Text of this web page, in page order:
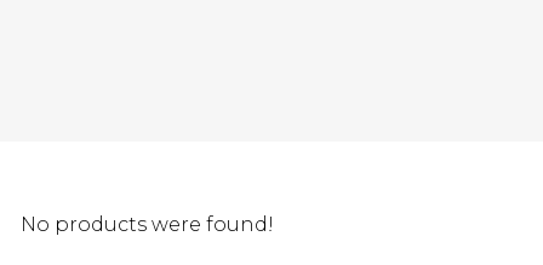
No products were found!